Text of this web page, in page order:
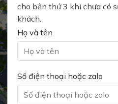
cho bên thứ 3 khi chưa có
khách..
Họ và tên
Số điện thoại hoặc zalo